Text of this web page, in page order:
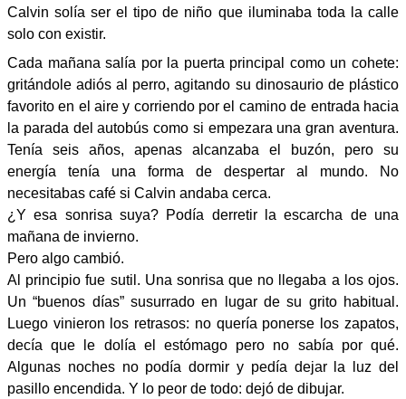
Calvin solía ser el tipo de niño que iluminaba toda la calle
solo con existir.
Cada mañana salía por la puerta principal como un cohete:
gritándole adiós al perro, agitando su dinosaurio de plástico
favorito en el aire y corriendo por el camino de entrada hacia
la parada del autobús como si empezara una gran aventura.
Tenía seis años, apenas alcanzaba el buzón, pero su
energía tenía una forma de despertar al mundo. No
necesitabas café si Calvin andaba cerca.
¿Y esa sonrisa suya? Podía derretir la escarcha de una
mañana de invierno.
Pero algo cambió.
Al principio fue sutil. Una sonrisa que no llegaba a los ojos.
Un “buenos días” susurrado en lugar de su grito habitual.
Luego vinieron los retrasos: no quería ponerse los zapatos,
decía que le dolía el estómago pero no sabía por qué.
Algunas noches no podía dormir y pedía dejar la luz del
pasillo encendida. Y lo peor de todo: dejó de dibujar.